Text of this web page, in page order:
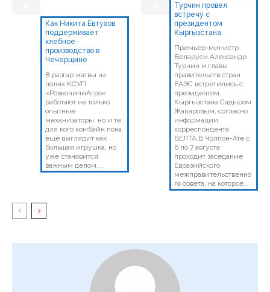
Как Никита Евтухов
поддерживает
хлебное
производство в
Чечерщине
В разгар жатвы на
полях КСУП
«РовкочичиАгро»
работают не только
опытные
механизаторы, но и те,
для кого комбайн пока
еще выглядит как
большая игрушка, но
уже становится
важным делом....
Турчин провел
встречу с
президентом
Кыргызстана.
Премьер-министр
Беларуси Александр
Турчин и главы
правительств стран
ЕАЭС встретились с
президентом
Кыргызстана Садыром
Жапаровым, согласно
информации
корреспондента
БЕЛТА.В Чолпон-Ате с
6 по 7 августа
проходит заседание
Евразийского
межправительственно
го совета, на которое...